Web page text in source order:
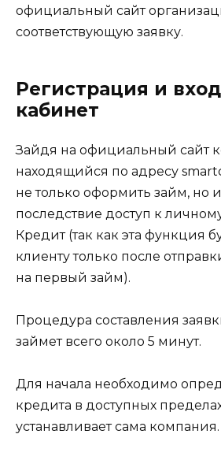
официальный сайт
соответствующую заявку.
Регистрация и
кабинет
Зайдя на официальный сайт
находящийся по адресу
не только оформить займ, но
последствие доступ к
Кредит (так как эта функция
клиенту только после
на первый займ).
Процедура составления
займет всего около 5 минут.
Для начала необходимо
кредита в доступных
устанавливает сама компания.